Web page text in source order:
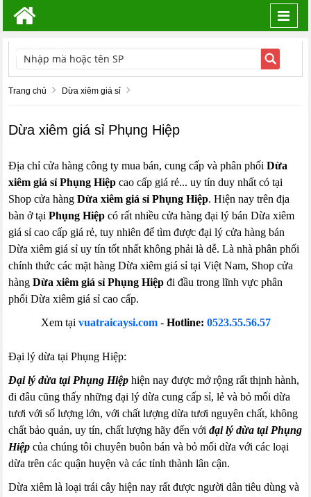
TÌM KIẾM
Trang chủ Dừa xiêm giá sỉ
Dừa xiêm giá sỉ Phụng Hiệp
Địa chỉ cửa hàng công ty mua bán, cung cấp và phân phốiDừa
xiêm giá sỉ Phụng Hiệp cao cấp giá rẻ... uy tín duy nhất có tại
Shop cửa hàngDừa xiêm giá sỉ Phụng Hiệp. Hiện nay trên địa
bàn ở tạiPhụng Hiệp có rất nhiều cửa hàng đại lý bán Dừa xiêm
giá sỉ cao cấp giá rẻ, tuy nhiên để tìm được đại lý cửa hàng bán
Dừa xiêm giá sỉ uy tín tốt nhất không phải là dễ. Là nhà phân phối
chính thức các mặt hàng Dừa xiêm giá sỉ tại Việt Nam, Shop cửa
hàngDừa xiêm giá sỉ Phụng Hiệp đi đầu trong lĩnh vực phân
phối Dừa xiêm giá sỉ cao cấp.
Xem tại vuatraicaysi.com- Hotline: 0523.55.56.57
Đại lý dừa tại Phụng Hiệp:
Đại lý dừa tại Phụng Hiệp hiện nay được mở rộng rất thịnh hành,
đi đâu cũng thấy những đại lý dừa cung cấp sỉ, lẻ và bỏ mối dừa
tươi với số lượng lớn, với chất lượng dừa tươi nguyên chất, không
chất bảo quản, uy tín, chất lượng hãy đến vớiđại lý dừa tại Phụng
Hiệpcủa chúng tôi chuyên buôn bán và bỏ mối dừa với các loại
dừa trên các quận huyện và các tỉnh thành lân cận.
Dừa xiêm là loại trái cây hiện nay rất được người dân tiêu dùng và